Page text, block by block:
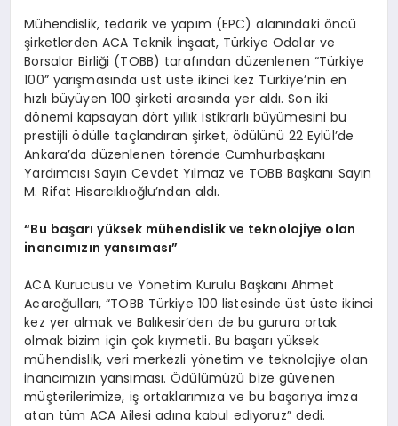
Mühendislik, tedarik ve yapım (EPC) alanındaki öncü
şirketlerden ACA Teknik İnşaat, Türkiye Odalar ve
Borsalar Birliği (TOBB) tarafından düzenlenen “Türkiye
100” yarışmasında üst üste ikinci kez Türkiye’nin en
hızlı büyüyen 100 şirketi arasında yer aldı. Son iki
dönemi kapsayan dört yıllık istikrarlı büyümesini bu
prestijli ödülle taçlandıran şirket, ödülünü 22 Eylül’de
Ankara’da düzenlenen törende Cumhurbaşkanı
Yardımcısı Sayın Cevdet Yılmaz ve TOBB Başkanı Sayın
M. Rifat Hisarcıklıoğlu’ndan aldı.
“Bu başarıyüksek mühendislik ve teknolojiye olan
inancımızın yansıması”
ACA Kurucusu ve Yönetim Kurulu Başkanı Ahmet
Acaroğulları, “TOBB Türkiye 100 listesinde üst üste ikinci
kez yer almak ve Balıkesir’den de bu gurura ortak
olmak bizim için çok kıymetli. Bu başarı yüksek
mühendislik, veri merkezli yönetim ve teknolojiye olan
inancımızın yansıması. Ödülümüzü bize güvenen
müşterilerimize, iş ortaklarımıza ve bu başarıya imza
atan tüm ACA Ailesi adına kabul ediyoruz” dedi.